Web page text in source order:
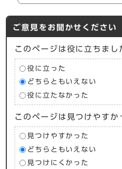
ご意見をお聞かせください
このページは役に立ちまし
役に立った
どちらともいえない
役に立たなかった
このページは見つけやすか
見つけやすかった
どちらともいえない
見つけにくかった